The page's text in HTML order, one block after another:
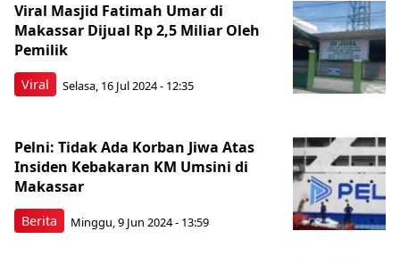
Viral
Viral Masjid Fatimah Umar di
Makassar Dijual Rp 2,5 Miliar Oleh
Pemilik
Selasa, 16 Jul 2024 - 12:35
Berita
Pelni: Tidak Ada Korban Jiwa Atas
Insiden Kebakaran KM Umsini di
Makassar
Minggu, 9 Jun 2024 - 13:59